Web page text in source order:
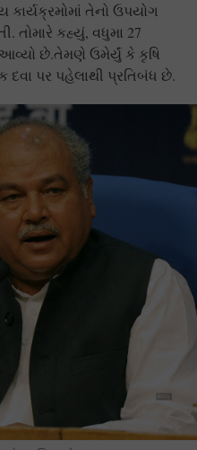
તેનો ઉપયોગ
તોમારે કહ્યું, વધુમા 27
છે.તેમણે ઉમેર્યું કે કૃષિ
દવા પર પહેલાથી પ્રતિબંધ છે.